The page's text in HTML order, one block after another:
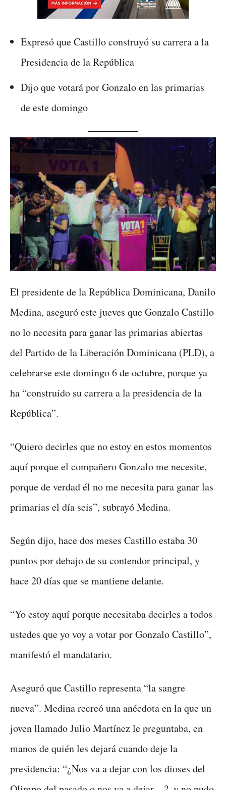
Expresó que Castillo construyó su carrera a la
Presidencia de la República
Dijo que votará por Gonzalo en las primarias
de este domingo
El presidente de la República Dominicana, Danilo
Medina, aseguró este jueves que Gonzalo Castillo
no lo necesita para ganar las primarias abiertas
del Partido de la Liberación Dominicana (PLD), a
celebrarse este domingo 6 de octubre, porque ya
ha “construido su carrera a la presidencia de la
República”.
“Quiero decirles que no estoy en estos momentos
aquí porque el compañero Gonzalo me necesite,
porque de verdad él no me necesita para ganar las
primarias el día seis”, subrayó Medina.
Según dijo, hace dos meses Castillo estaba 30
puntos por debajo de su contendor principal, y
hace 20 días que se mantiene delante.
“Yo estoy aquí porque necesitaba decirles a todos
ustedes que yo voy a votar por Gonzalo Castillo”,
manifestó el mandatario.
Aseguró que Castillo representa “la sangre
nueva”. Medina recreó una anécdota en la que un
joven llamado Julio Martínez le preguntaba, en
manos de quién les dejará cuando deje la
presidencia: “¿Nos va a dejar con los dioses del